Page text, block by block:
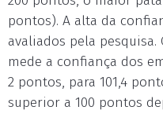
pontos). A alta da
avaliados pela pesquisa.
mede a confiança dos
2 pontos, para 101,4
superior a 100 pontos